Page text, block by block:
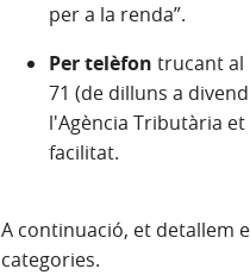
per a la renda”.
Per telèfon trucant al
71 (de dilluns a
l'Agència Tributària
facilitat.
A continuació, et detallem
categories.